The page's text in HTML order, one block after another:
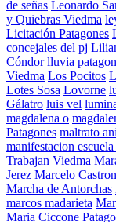
de señas Leonardo
y Quiebras Viedma
Licitación Patagones
concejales del pj
Cóndor lluvia
Viedma Los Pocitos
Lotes Sosa Lovorne
Gálatro luis vel
magdalena o
Patagones maltrato
manifestacion escuela
Trabajan Viedma
Jerez Marcelo
Marcha de Antorchas
marcos madarieta
Maria Ciccone